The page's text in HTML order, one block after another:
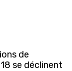
de
se déclinent